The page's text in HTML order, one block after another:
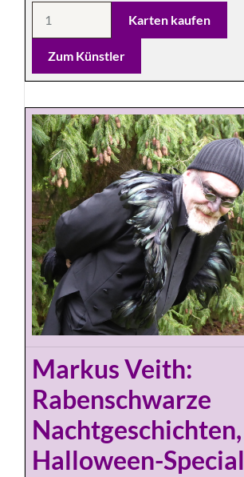
Zum Künstler
Markus Veith:
Rabenschwarze
Nachtgeschichten,
Halloween-Special